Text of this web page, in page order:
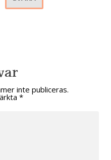
inte publiceras.
*